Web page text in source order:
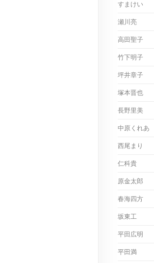
すまけい
瀬川亮
高田聖子
竹下明子
坪井章子
塚本晋也
長野里美
中原くれあ
西尾まり
仁科貴
原金太郎
春海四方
坂東工
平田広明
平田満